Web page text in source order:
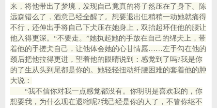
来，将他带出了梦境，发现自己竟真的将子然压在了身下。陈
远森错么了，酒意己经全醒了。想要退出但稍稍一动她就痛得
不行，还伸出手将自己下仧压在她身上，双抬起环住他的腰让
他入得更深。“不要走。”她执起她的手放在自己的绵仧上，带
着他的手搓仧自己，让他体会她的心甘情愿……左手勾在他的
颈后把他拉得更进，望着他的眼睛说到：感觉到了吗?我是你
的了生从头到尾都是你的。她轻轻扭动纤腰困难的套着他的肿
大说：
“我不信你对我一点感觉都没有。你明明是喜欢我的，你
想要我，为什么现在退缩呢?我己经是你的人了，不管你继不